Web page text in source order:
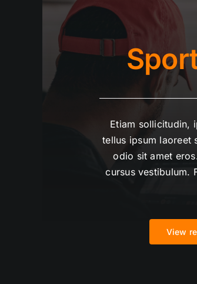
Etiam sollicitudin,
tellus ipsum laoreet
odio sit amet
cursus vestibulum.
View